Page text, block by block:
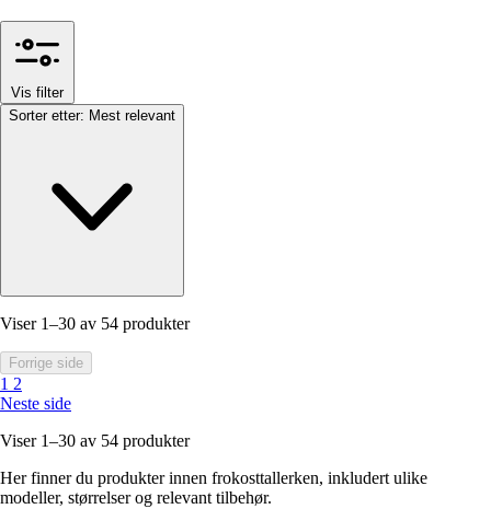
Vis filter
Sorter etter: Mest relevant
Viser 1–30 av 54 produkter
Forrige side
1 2
Neste side
Viser 1–30 av 54 produkter
Her finner du produkter innen frokosttallerken, inkludert ulike
modeller, størrelser og relevant tilbehør.